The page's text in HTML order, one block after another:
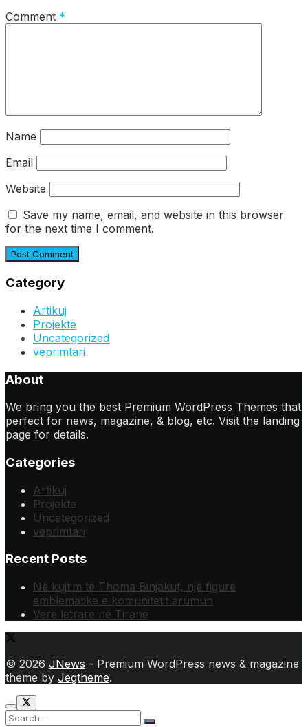
Comment *
Name
Email
Website
Save my name, email, and website in this browser
for the next time I comment.
Category
Artikuj
Projekte
Uncategorized
veprimtari
About
We bring you the best Premium WordPress Themes that
perfect for news, magazine, & blog, etc. Visit the landing
page for details.
Categories
Artikuj
Projekte
Uncategorized
veprimtari
Recent Posts
Në kujtim të Thoma Binjakut, një figurë
emblematike e komunitetit arumun
Verë letrare në Tiranë
© 2026 JNews - Premium WordPress news & magazine
theme by Jegtheme.